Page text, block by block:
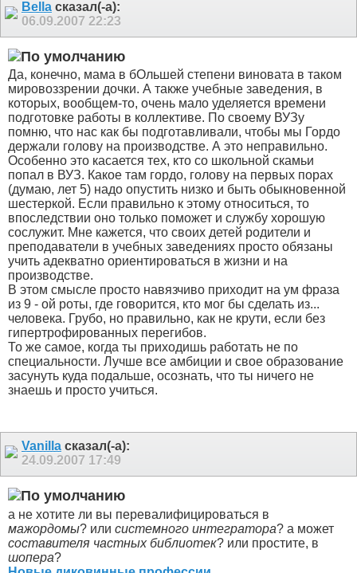
Bella сказал(-а):
06.09.2007 22:23
Да, конечно, мама в бОльшей степени виновата в таком
мировоззрении дочки. А также учебные заведения, в
которых, вообщем-то, очень мало уделяется времени
подготовке работы в коллективе. По своему ВУЗу
помню, что нас как бы подготавливали, чтобы мы Гордо
держали голову на производстве. А это неправильно.
Особенно это касается тех, кто со школьной скамьи
попал в ВУЗ. Какое там гордо, голову на первых порах
(думаю, лет 5) надо опустить низко и быть обыкновенной
шестеркой. Если правильно к этому относиться, то
впоследствии оно только поможет и службу хорошую
сослужит. Мне кажется, что своих детей родители и
преподаватели в учебных заведениях просто обязаны
учить адекватно ориентироваться в жизни и на
производстве.
В этом смысле просто навязчиво приходит на ум фраза
из 9 - ой роты, где говорится, кто мог бы сделать из...
человека. Грубо, но правильно, как не крути, если без
гипертрофированных перегибов.
То же самое, когда ты приходишь работать не по
специальности. Лучше все амбиции и свое образование
засунуть куда подальше, осознать, что ты ничего не
знаешь и просто учиться.
Vanilla сказал(-а):
24.09.2007 17:49
а не хотите ли вы перевалифицироваться в
мажордомы? или системного интегратора? а может
составителя частных библиотек? или простите, в
шопера?